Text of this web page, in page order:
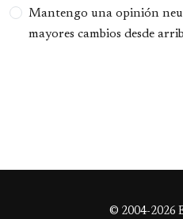
Mantengo una opinión
mayores cambios desde
© 2004-2026